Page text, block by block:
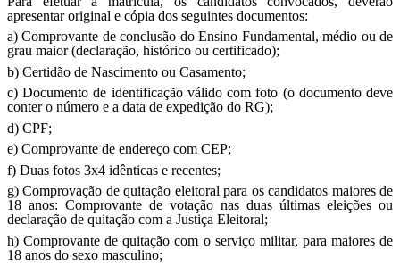
apresentar original e cópia dos seguintes documentos:
a) Comprovante de conclusão do Ensino Fundamental, médio ou de
grau maior (declaração, histórico ou certificado);
b) Certidão de Nascimento ou Casamento;
c) Documento de identificação válido com foto (o documento deve
conter o número e a data de expedição do RG);
d) CPF;
e) Comprovante de endereço com CEP;
f) Duas fotos 3x4 idênticas e recentes;
g) Comprovação de quitação eleitoral para os candidatos maiores de
18 anos: Comprovante de votação nas duas últimas eleições ou
declaração de quitação com a Justiça Eleitoral;
h) Comprovante de quitação com o serviço militar, para maiores de
18 anos do sexo masculino;